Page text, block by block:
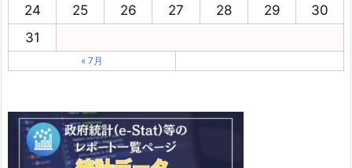
24
25 26 27 28 29
30
31
« 7月